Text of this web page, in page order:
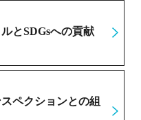
とSDGsへの貢献
ペクションとの組